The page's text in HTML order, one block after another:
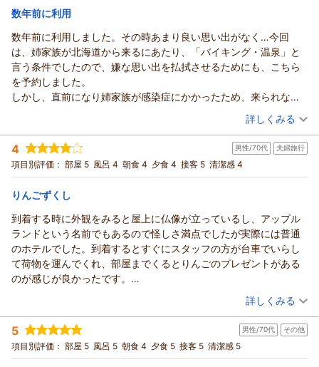
数年前に利用
数年前に利用しました。その時あまり良い思い出がなく…今回
は、姉家族が北海道から来るにあたり、「バイキング・温泉」と
言う条件でしたので、嫌な思い出を払拭させるためにも、こちら
を予約しました。
しかし、直前になり姉家族が感染症にかかったため、来られなく
なってしまい、父母3人で宿泊させていただくことにしました。建
物や中は変わらずでしたが、丁寧に清掃がされ、趣がありまし
た。また、何から何まで親切に丁寧に、ご配慮くださり、接客は
本当にすばらしかったです。
姉家族にも話しをし、「次回は絶対泊まりたい！」と、リベンジ
ます。
（投稿日：2026/08/06）
宿泊時期： 2026年07月宿泊 (家族旅行)
投稿者： みみつさん
宿泊プラン： 青森県産品をおりこんだバイキング＜ダイニング星の金貨＞
【1泊2食付】★90分間セルフ飲み放題付き★
和室 朝・夕
宿泊価格帯： 20,001～21,000円(大人一人あたり/税込)
詳しくみる
4 男性/70代 夫婦旅行
項目別評価： 部屋 5 風呂 4 朝食 4 夕食 4 接客 5 清潔感 4
りんごずくし
到着する時に外観をみると屋上に仏像が立っているし、アップル
ランドという名前でもあるので怪しさ満点でしたが実際には普通
のホテルでした。到着するとすぐにスタッフの方が台車でいらし
て荷物を運んでくれ、部屋までくるとりんごのプレゼントがある
のが感じが良かったです。
部屋はリニューアルされたようで広くて綺麗でした。
夕食、朝食ともバイキングは種類、味とも満足できましたし、ア
ップルランドというだけあってりんごを使った料理も多く面白か
ったです。
お風呂は広いですが、温泉成分が床面に黒く残っている所は滑る
（投稿日：2026/07/30）
宿泊時期： 2026年07月宿泊 (夫婦旅行)
投稿者： キリさん
宿泊プラン： 【じゃらんのお得な10日間】バイキング＜ダイニング星の金貨
＞★90分間セルフ飲み放題付★
和室 朝・夕
詳しくみる
5 男性/70代 その他
項目別評価： 部屋 5 風呂 5 朝食 4 夕食 5 接客 5 清潔感 5